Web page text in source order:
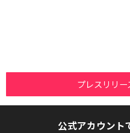
プレスリリ
公式アカウント